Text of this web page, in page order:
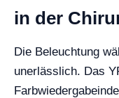
in der
Die Beleuchtung
unerlässlich. Das